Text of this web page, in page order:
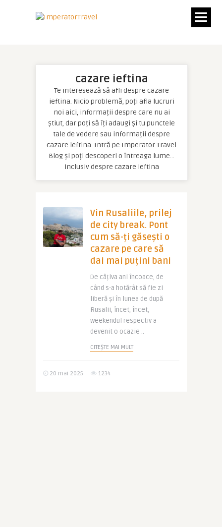
cazare ieftina
Te interesează să afli despre cazare
ieftina. Nicio problemă, poți afla lucruri
noi aici, informații despre care nu ai
știut, dar poți să îți adaugi și tu punctele
tale de vedere sau informații despre
cazare ieftina. Intră pe Imperator Travel
Blog și poți descoperi o întreaga lume…
inclusiv despre cazare ieftina
Vin Rusaliile, prilej
de city break. Pont
cum să-ți găsești o
cazare pe care să
dai mai puțini bani
De câțiva ani încoace, de
când s-a hotărât să fie zi
liberă și în lunea de după
Rusalii, încet, încet,
weekendul respectiv a
devenit o ocazie ..
CITEȘTE MAI MULT
20 mai 2025 1234